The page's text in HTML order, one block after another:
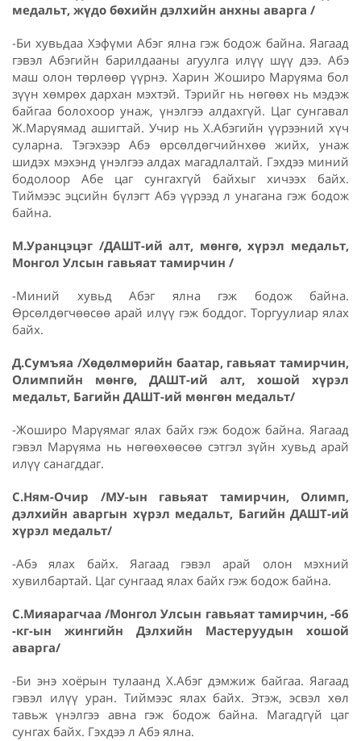
медальт, жүдо бөхийн дэлхийн анхны аварга /
-Би хувьдаа Хэфүми Абэг ялна гэж бодож байна. Яагаад
гэвэл Абэгийн барилдааны агуулга илүү шүү дээ. Абэ
маш олон төрлөөр үүрнэ. Харин Жоширо Марүяма бол
зүүн хөмрөх дархан мэхтэй. Тэрийг нь нөгөөх нь мэдэж
байгаа болохоор унаж, үнэлгээ алдахгүй. Цаг сунгавал
Ж.Марүямад ашигтай. Учир нь Х.Абэгийн үүрээний хүч
суларна. Тэгэхээр Абэ өрсөлдөгчийнхөө жийх, унаж
шидэх мэхэнд үнэлгээ алдах магадлалтай. Гэхдээ миний
бодолоор Абе цаг сунгахгүй байхыг хичээх байх.
Тиймээс эцсийн бүлэгт Абэ үүрээд л унагана гэж бодож
байна.
М.Уранцэцэг /ДАШТ-ий алт, мөнгө, хүрэл медальт,
Монгол Улсын гавьяат тамирчин /
-Миний хувьд Абэг ялна гэж бодож байна.
Өрсөлдөгчөөсөө арай илүү гэж боддог. Торгуулиар ялах
байх.
Д.Сумъяа /Хөдөлмөрийн баатар, гавьяат тамирчин,
Олимпийн мөнгө, ДАШТ-ий алт, хошой хүрэл
медальт, Багийн ДАШТ-ий мөнгөн медальт/
-Жоширо Марүямаг ялах байх гэж бодож байна. Яагаад
гэвэл Марүяма нь нөгөөхөөсөө сэтгэл зүйн хувьд арай
илүү санагддаг.
С.Ням-Очир /МУ-ын гавьяат тамирчин, Олимп,
дэлхийн аваргын хүрэл медальт, Багийн ДАШТ-ий
хүрэл медальт/
-Абэ ялах байх. Яагаад гэвэл арай олон мэхний
хувилбартай. Цаг сунгаад ялах байх гэж бодож байна.
С.Мияарагчаа /Монгол Улсын гавьяат тамирчин, -66
-кг-ын жингийн Дэлхийн Мастеруудын хошой
аварга/
-Би энэ хоёрын тулаанд Х.Абэг дэмжиж байгаа. Яагаад
гэвэл илүү уран. Тиймээс ялах байх. Этэж, эсвэл хөл
тавьж үнэлгээ авна гэж бодож байна. Магадгүй цаг
сунгах байх. Гэхдээ л Абэ ялна.